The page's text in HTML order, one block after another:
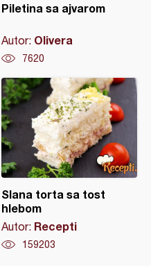
Piletina sa ajvarom
Autor: Olivera
7620
Slana torta sa tost
hlebom
Autor: Recepti
159203